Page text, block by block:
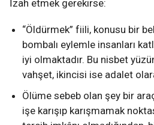
İzah etmek gerekirse:
“Öldürmek” fiili, konusu bir
bombalı eylemle insanları
iyi olmaktadır. Bu nisbet
vahşet, ikincisi ise adalet
Ölüme sebeb olan şey bir
işe karışıp karışmamak